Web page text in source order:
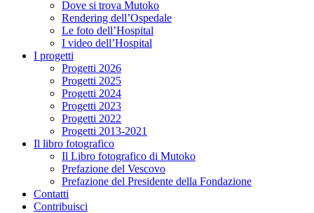
Dove si trova Mutoko
Rendering dell’Ospedale
Le foto dell’Hospital
I video dell’Hospital
I progetti
Progetti 2026
Progetti 2025
Progetti 2024
Progetti 2023
Progetti 2022
Progetti 2013-2021
Il libro fotografico
Il Libro fotografico di Mutoko
Prefazione del Vescovo
Prefazione del Presidente della Fondazione
Contatti
Contribuisci